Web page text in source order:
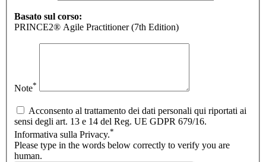
Basato sul corso:
PRINCE2® Agile Practitioner (7th Edition)
Note*
Acconsento al trattamento dei dati personali qui riportati ai
sensi degli art. 13 e 14 del Reg. UE GDPR 679/16.
Informativa sulla Privacy.*
Please type in the words below correctly to verify you are
human.